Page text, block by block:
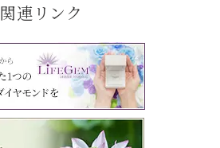
関連リンク